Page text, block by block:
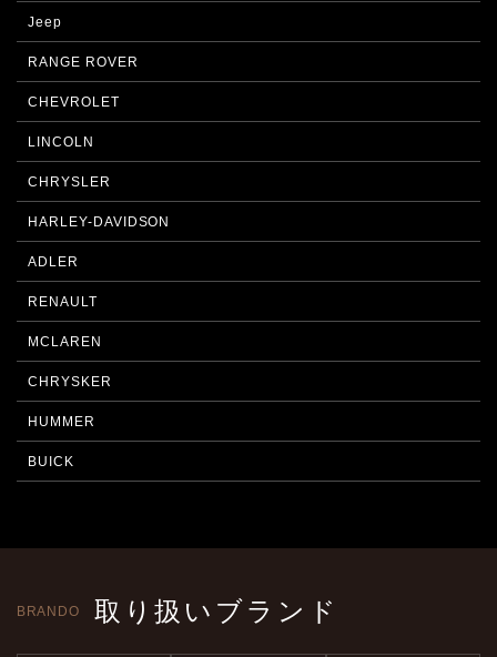
Jeep
RANGE ROVER
CHEVROLET
LINCOLN
CHRYSLER
HARLEY-DAVIDSON
ADLER
RENAULT
MCLAREN
CHRYSKER
HUMMER
BUICK
BRANDO 取り扱いブランド